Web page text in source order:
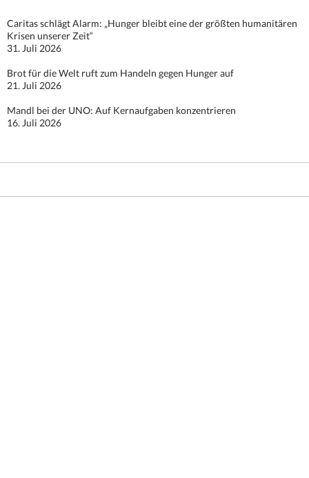
Caritas schlägt Alarm: „Hunger bleibt eine der größten humanitären
Krisen unserer Zeit“
31. Juli 2026
Brot für die Welt ruft zum Handeln gegen Hunger auf
21. Juli 2026
Mandl bei der UNO: Auf Kernaufgaben konzentrieren
16. Juli 2026